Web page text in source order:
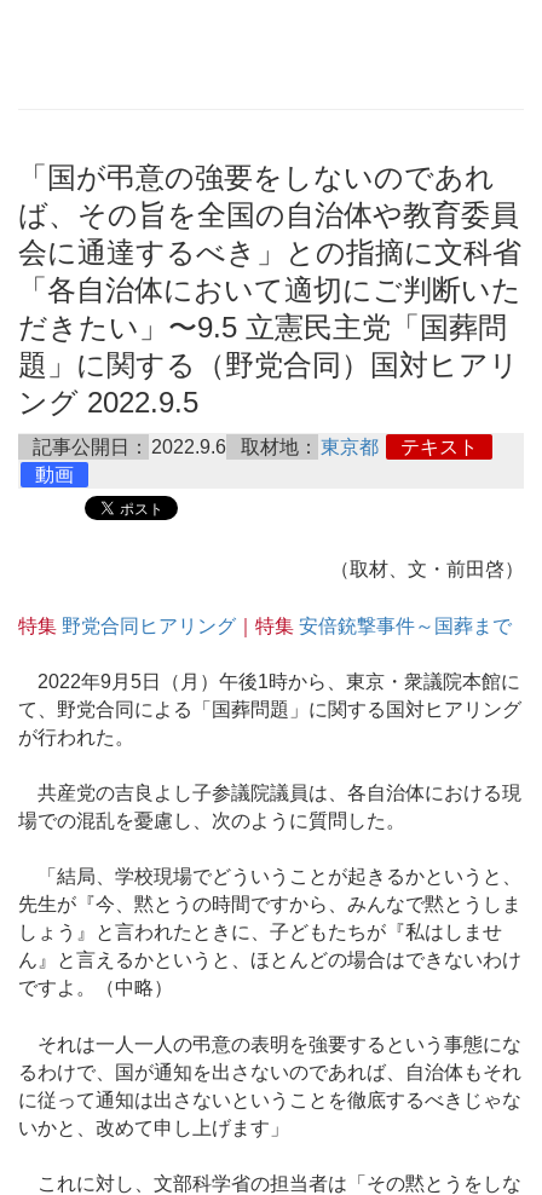
「国が弔意の強要をしないのであれ
ば、その旨を全国の自治体や教育委員
会に通達するべき」との指摘に文科省
「各自治体において適切にご判断いた
だきたい」〜9.5 立憲民主党「国葬問
題」に関する（野党合同）国対ヒアリ
ング 2022.9.5
記事公開日： 2022.9.6 取材地： 東京都
テキスト
動画
（取材、文・前田啓）
特集 野党合同ヒアリング ｜特集 安倍銃撃事件～国葬まで
2022年9月5日（月）午後1時から、東京・衆議院本館に
て、野党合同による「国葬問題」に関する国対ヒアリング
が行われた。
共産党の吉良よし子参議院議員は、各自治体における現
場での混乱を憂慮し、次のように質問した。
「結局、学校現場でどういうことが起きるかというと、
先生が『今、黙とうの時間ですから、みんなで黙とうしま
しょう』と言われたときに、子どもたちが『私はしませ
ん』と言えるかというと、ほとんどの場合はできないわけ
ですよ。（中略）
それは一人一人の弔意の表明を強要するという事態にな
るわけで、国が通知を出さないのであれば、自治体もそれ
に従って通知は出さないということを徹底するべきじゃな
いかと、改めて申し上げます」
これに対し、文部科学省の担当者は「その黙とうをしな